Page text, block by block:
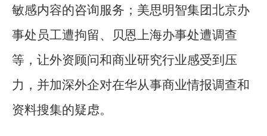
敏感内容的咨询服务；美思明智集团北京办
事处员工遭拘留、贝恩上海办事处遭调查
等，让外资顾问和商业研究行业感受到压
力，并加深外企对在华从事商业情报调查和
资料搜集的疑虑。